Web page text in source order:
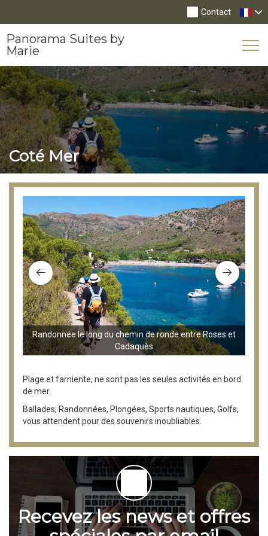
Contact
Panorama Suites by
Marie
Coté Mer
Randonnée le long du chemin de ronde entre Roses et
Cadaquès
Plage et farniente, ne sont pas les seules activités en bord
de mer.
Ballades; Randonnées, Plongées, Sports nautiques, Golfs,
vous attendent pour des souvenirs inoubliables.
Recevez les news et offres